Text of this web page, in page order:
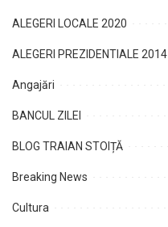
ALEGERI LOCALE 2020
ALEGERI PREZIDENTIALE 2014
Angajări
BANCUL ZILEI
BLOG TRAIAN STOIȚĂ
Breaking News
Cultura